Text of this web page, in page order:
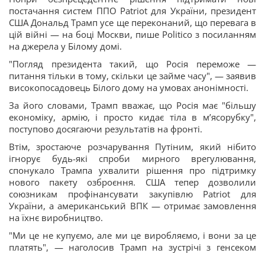
постачання систем ППО Patriot для України, президент
США Дональд Трамп усе ще переконаний, що перевага в
цій війні — на боці Москви, пише Politico з посиланням
на джерела у Білому домі.
"Погляд президента такий, що Росія переможе —
питання тільки в тому, скільки це займе часу", — заявив
високопосадовець Білого дому на умовах анонімності.
За його словами, Трамп вважає, що Росія має "більшу
економіку, армію, і просто кидає тіла в м’ясорубку",
поступово досягаючи результатів на фронті.
Втім, зростаюче розчарування Путіним, який нібито
ігнорує будь-які спроби мирного врегулювання,
спонукало Трампа ухвалити рішення про підтримку
нового пакету озброєння. США тепер дозволили
союзникам профінансувати закупівлю Patriot для
України, а американський ВПК — отримає замовлення
на їхнє виробництво.
"Ми це не купуємо, але ми це виробляємо, і вони за це
платять", — наголосив Трамп на зустрічі з генсеком